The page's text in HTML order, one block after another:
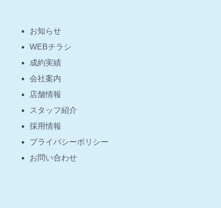
お知らせ
WEBチラシ
成約実績
会社案内
店舗情報
スタッフ紹介
採用情報
プライバシーポリシー
お問い合わせ